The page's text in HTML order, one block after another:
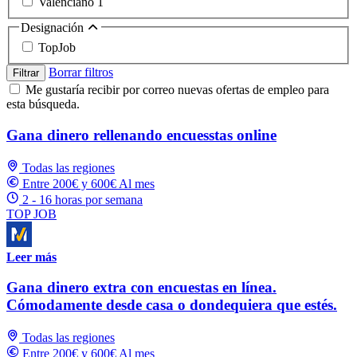
Designación
TopJob
Filtrar
Borrar filtros
Me gustaría recibir por correo nuevas ofertas de empleo para
esta búsqueda.
Gana dinero rellenando encuesstas online
Todas las regiones
Entre 200€ y 600€ Al mes
2 - 16 horas por semana
TOP JOB
Leer más
Gana dinero extra con encuestas en línea.
Cómodamente desde casa o dondequiera que estés.
Todas las regiones
Entre 200€ y 600€ Al mes